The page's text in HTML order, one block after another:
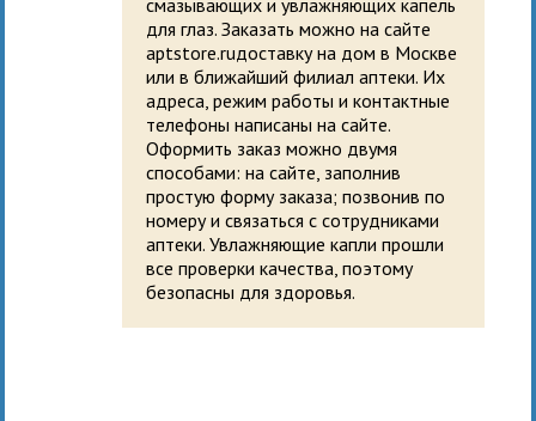
для глаз. Заказать можно на сайте
aptstore.ruдоставку на дом в Москве
или в ближайший филиал аптеки. Их
адреса, режим работы и контактные
телефоны написаны на сайте.
Оформить заказ можно двумя
способами: на сайте, заполнив
простую форму заказа; позвонив по
номеру и связаться с сотрудниками
аптеки. Увлажняющие капли прошли
все проверки качества, поэтому
безопасны для здоровья.